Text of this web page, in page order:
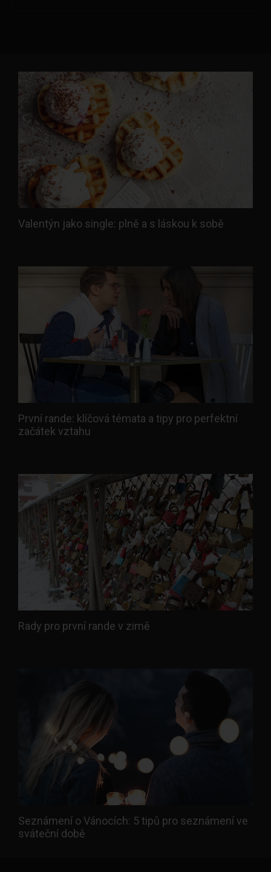
Valentýn jako single: plně a s láskou k sobě
První rande: klíčová témata a tipy pro perfektní
začátek vztahu
Rady pro první rande v zimě
Seznámení o Vánocích: 5 tipů pro seznámení ve
sváteční době